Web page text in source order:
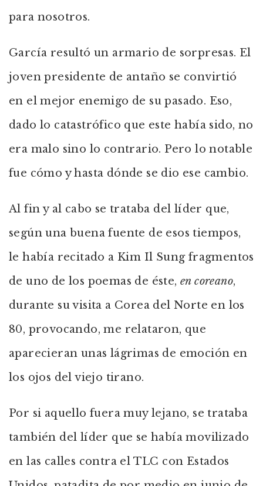
para nosotros.
García resultó un armario de sorpresas. El
joven presidente de antaño se convirtió
en el mejor enemigo de su pasado. Eso,
dado lo catastrófico que este había sido, no
era malo sino lo contrario. Pero lo notable
fue cómo y hasta dónde se dio ese cambio.
Al fin y al cabo se trataba del líder que,
según una buena fuente de esos tiempos,
le había recitado a Kim Il Sung fragmentos
de uno de los poemas de éste, en coreano,
durante su visita a Corea del Norte en los
80, provocando, me relataron, que
aparecieran unas lágrimas de emoción en
los ojos del viejo tirano.
Por si aquello fuera muy lejano, se trataba
también del líder que se había movilizado
en las calles contra el TLC con Estados